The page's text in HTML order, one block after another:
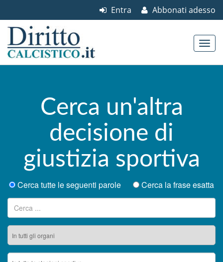
Abbonati adesso
Entra
Cerca un'altra
decisione di
giustizia sportiva
Cerca tutte le seguenti parole
Cerca la frase esatta
Ricerca per: